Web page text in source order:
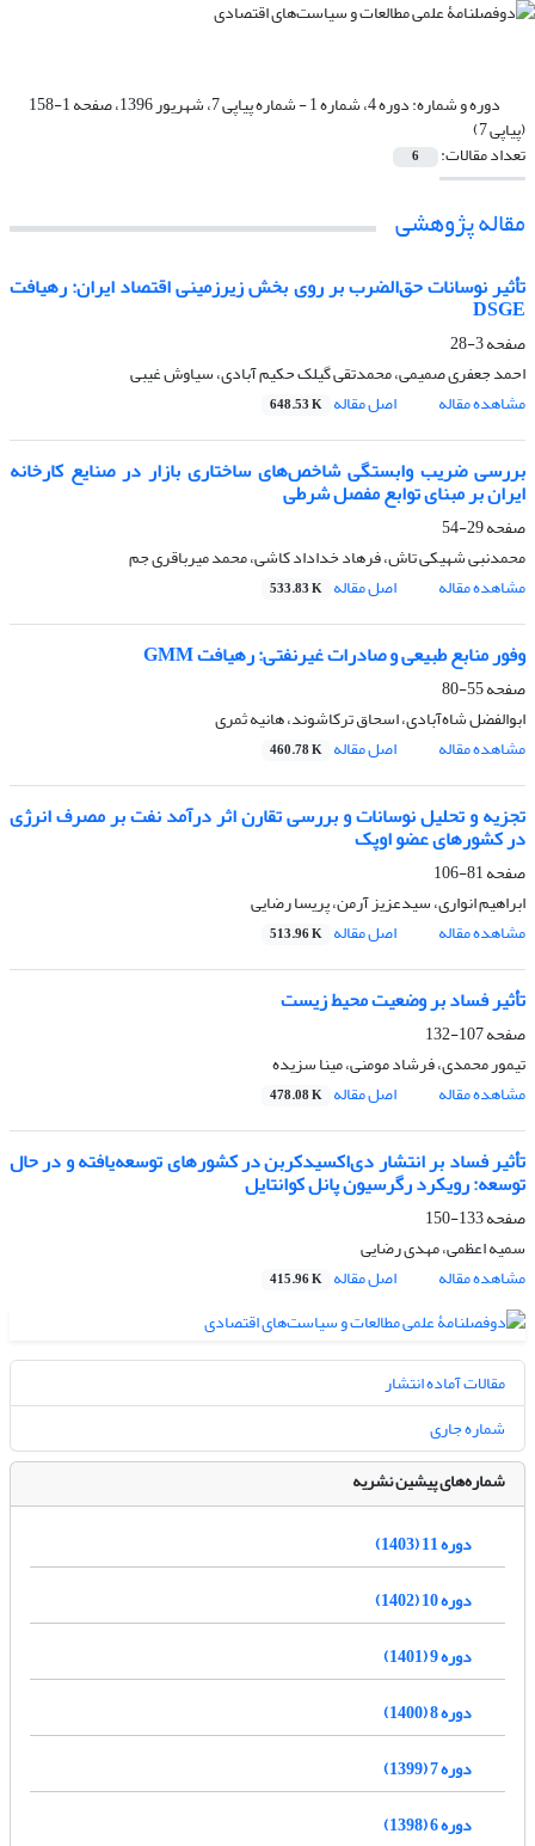
دوره و شماره: دوره 4، شماره 1 - شماره پیاپی 7، شهریور 1396، صفحه 1-158
(پیاپی 7)
تعداد مقالات: 6
مقاله پژوهشی
تأثیر نوسانات حق‌الضرب بر روی بخش زیرزمینی اقتصاد ایران: رهیافت
DSGE
صفحه3-28
احمد جعفری صمیمی، محمدتقی گیلک حکیم آبادی، سیاوش غیبی
مشاهده مقاله
اصل مقاله 648.53 K
بررسی ضریب وابستگی شاخص‌های ساختاری بازار در صنایع کارخانه
ایران بر مبنای توابع مفصل شرطی
صفحه29-54
محمدنبی شهیکی تاش، فرهاد خداداد کاشی، محمد میرباقری جم
مشاهده مقاله
اصل مقاله 533.83 K
وفور منابع طبیعی و صادرات غیر‌نفتی: رهیافت GMM
صفحه55-80
ابوالفضل شاه‌آبادی، اسحاق ترکاشوند، هانیه ثمری
مشاهده مقاله
اصل مقاله 460.78 K
تجزیه و تحلیل نوسانات و بررسی تقارن اثر درآمد نفت بر مصرف انرژی
در کشورهای عضو اوپک
صفحه81-106
ابراهیم انواری، سیدعزیز آرمن، پریسا رضایی
مشاهده مقاله
اصل مقاله 513.96 K
تأثیر فساد بر وضعیت محیط زیست
صفحه107-132
تیمور محمدی، فرشاد مومنی، مینا سزیده
مشاهده مقاله
اصل مقاله 478.08 K
تأثیر فساد بر انتشار دی‌‌اکسید‌کربن در کشورهای توسعه‌یافته و در حال
‌توسعه: رویکرد رگرسیون پانل کوانتایل
صفحه133-150
سمیه اعظمی، مهدی رضایی
مشاهده مقاله
اصل مقاله 415.96 K
مقالات آماده انتشار
شماره جاری
شماره‌های پیشین نشریه
دوره 11 (1403)
دوره 10 (1402)
دوره 9 (1401)
دوره 8 (1400)
دوره 7 (1399)
دوره 6 (1398)